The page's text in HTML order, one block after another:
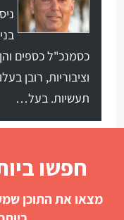
כסמנכ"ל כספים
וציבוריות, רובן
תעשיות. בעל…
חפשו ביותר מ-
מצאו את התוכן